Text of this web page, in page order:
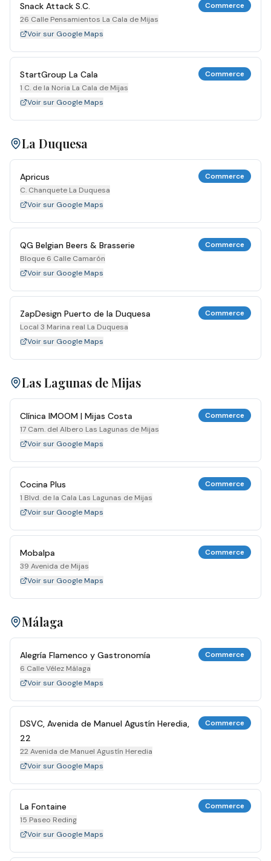
Snack Attack S.C.
26 Calle Pensamientos La Cala de Mijas
Commerce
Voir sur Google Maps
StartGroup La Cala
1 C. de la Noria La Cala de Mijas
Commerce
Voir sur Google Maps
La Duquesa
Apricus
C. Chanquete La Duquesa
Commerce
Voir sur Google Maps
QG Belgian Beers & Brasserie
Bloque 6 Calle Camarón
Commerce
Voir sur Google Maps
ZapDesign Puerto de la Duquesa
Local 3 Marina real La Duquesa
Commerce
Voir sur Google Maps
Las Lagunas de Mijas
Clínica IMOOM | Mijas Costa
17 Cam. del Albero Las Lagunas de Mijas
Commerce
Voir sur Google Maps
Cocina Plus
1 Blvd. de la Cala Las Lagunas de Mijas
Commerce
Voir sur Google Maps
Mobalpa
39 Avenida de Mijas
Commerce
Voir sur Google Maps
Málaga
Alegría Flamenco y Gastronomía
6 Calle Vélez Málaga
Commerce
Voir sur Google Maps
DSVC, Avenida de Manuel Agustín Heredia,
22
22 Avenida de Manuel Agustín Heredia
Commerce
Voir sur Google Maps
La Fontaine
15 Paseo Reding
Commerce
Voir sur Google Maps